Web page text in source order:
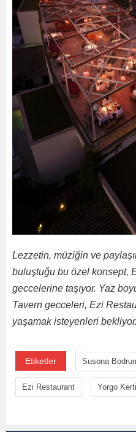
Lezzetin, müziğin ve
buluştuğu bu özel konsept,
geccelerine taşıyor. Yaz
Tavern gecceleri, Ezi
yaşamak isteyenleri bekliyor.
Etiketler Susona
Ezi Restaurant Yorgo